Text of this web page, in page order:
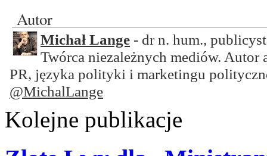
Autor
Michał Lange - dr n. hum.,
Twórca niezależnych mediów. Autor
PR, języka polityki i marketingu
@MichalLange
Kolejne publikacje